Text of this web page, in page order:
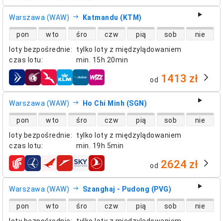
Warszawa (WAW) Katmandu (KTM)
loty bezpośrednie:
tylko loty z międzylądowaniem
czas lotu: min. 15h 20min
dostępność lotów bezpośrednich
pon wto śro czw pią sob nie
linie lotnicze od 1413 zł
Warszawa (WAW) Ho Chi Minh (SGN)
loty bezpośrednie:
tylko loty z międzylądowaniem
czas lotu: min. 19h 5min
dostępność lotów bezpośrednich
pon wto śro czw pią sob nie
linie lotnicze od 2624 zł
Warszawa (WAW) Szanghaj - Pudong (PVG)
dostępność lotów bezpośrednich
pon wto śro czw pią sob nie